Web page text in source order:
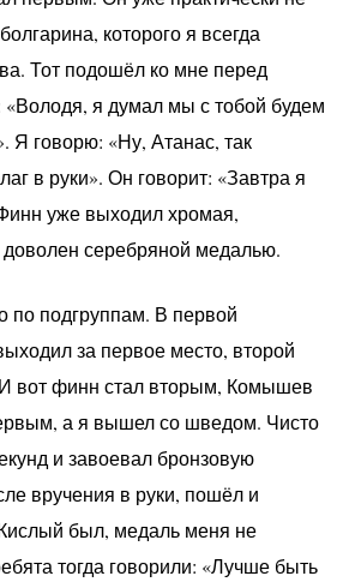
которого я всегда
Тот подошёл ко мне перед
я думал мы с тобой будем
Я говорю: «Ну, Атанас, так
в руки». Он говорит: «Завтра я
уже выходил хромая,
серебряной медалью.
по подгруппам. В первой
за первое место, второй
И вот финн стал вторым, Комышев
а я вышел со шведом. Чисто
и завоевал бронзовую
вручения в руки, пошёл и
был, медаль меня не
тогда говорили: «Лучше быть